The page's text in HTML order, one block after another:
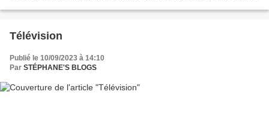
Télévision
Publié le 10/09/2023 à 14:10
Par STÉPHANE'S BLOGS